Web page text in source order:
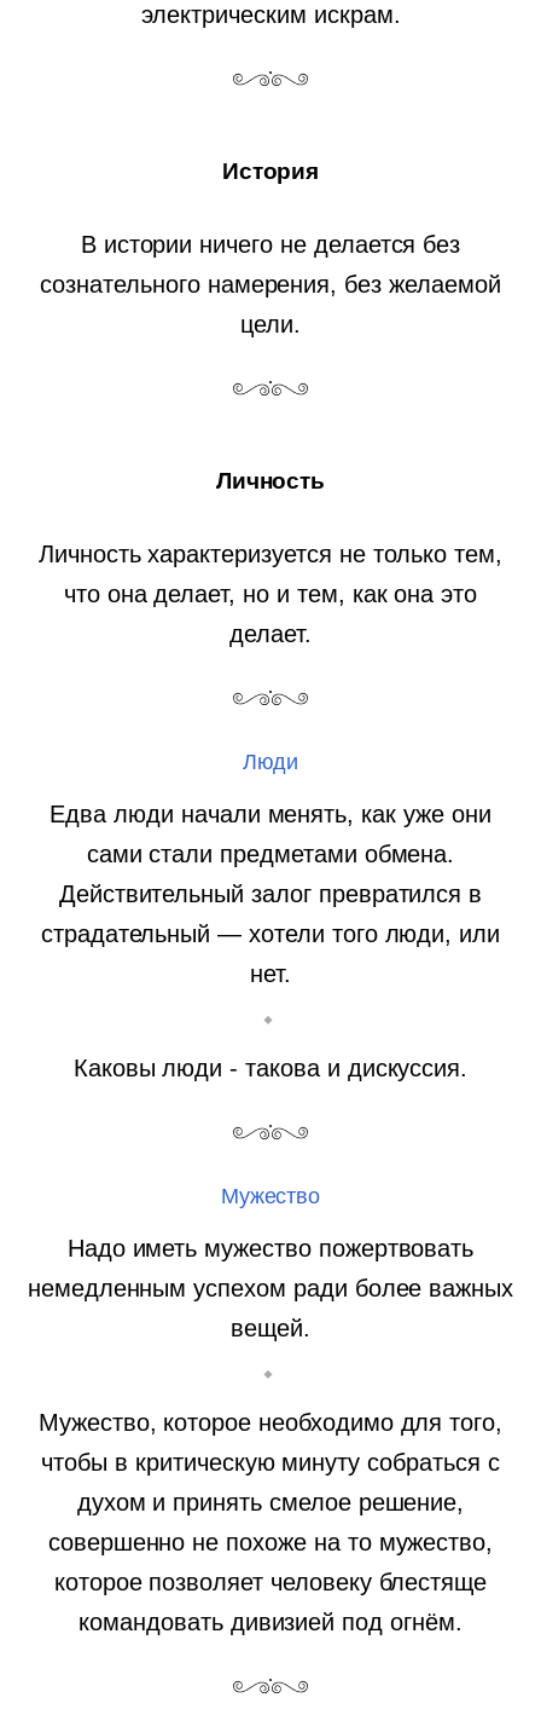
электрическим искрам.
История
В истории ничего не делается без
сознательного намерения, без желаемой
цели.
Личность
Личность характеризуется не только тем,
что она делает, но и тем, как она это
делает.
Люди
Едва люди начали менять, как уже они
сами стали предметами обмена.
Действительный залог превратился в
страдательный — хотели того люди, или
нет.
Каковы люди - такова и дискуссия.
Мужество
Надо иметь мужество пожертвовать
немедленным успехом ради более важных
вещей.
Мужество, которое необходимо для того,
чтобы в критическую минуту собраться с
духом и принять смелое решение,
совершенно не похоже на то мужество,
которое позволяет человеку блестяще
командовать дивизией под огнём.